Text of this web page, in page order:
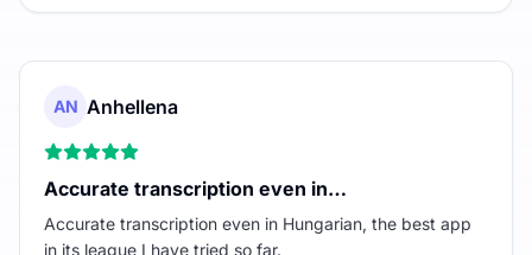
AN Anhellena
Accurate transcription even in…
Accurate transcription even in Hungarian, the best app
in its league I have tried so far.